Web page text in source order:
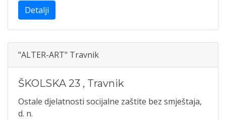
Detalji
"ALTER-ART" Travnik
ŠKOLSKA 23 , Travnik
Ostale djelatnosti socijalne zaštite bez smještaja,
d. n.